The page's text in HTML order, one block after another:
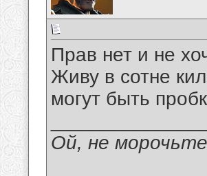
Прав нет и не
Живу в сотне
могут быть
Ой, не